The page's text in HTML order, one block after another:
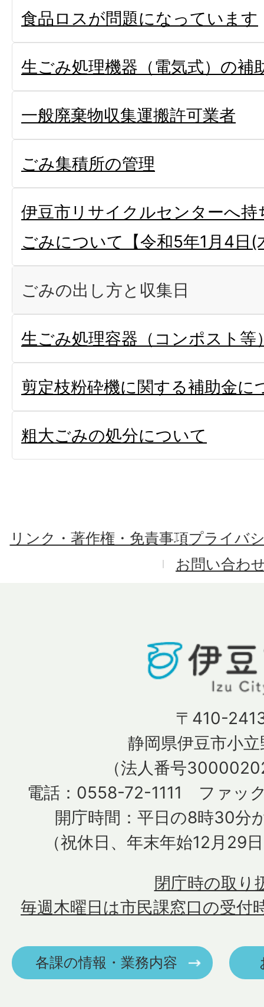
食品ロスが問題になっています
生ごみ処理機器（電気式）の補
一般廃棄物収集運搬許可業者
ごみ集積所の管理
伊豆市リサイクルセンターへ
ごみについて【令和5年1月4日(
ごみの出し方と収集日
生ごみ処理容器（コンポスト等
剪定枝粉砕機に関する補助金に
粗大ごみの処分について
リンク・著作権・免責事項プライバ
お問い合わ
〒410-
静岡県伊豆市小
（法人番号
電話：0558-72-1111 ファッ
開庁時間：平日の8時30分
（祝休日、年末年始12月29
毎週木曜日は市民課窓口の受付
閉庁時の取り
各課の情報・業務内容